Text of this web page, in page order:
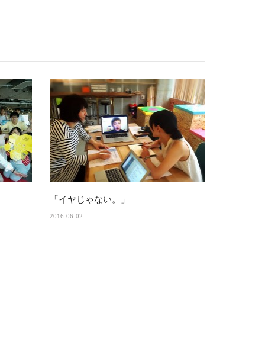
「イヤじゃない。」
2016-06-02